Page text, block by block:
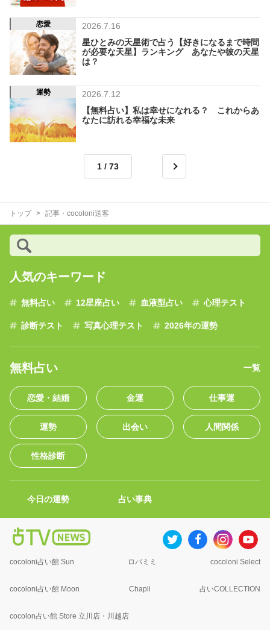
恋愛
2026.7.16
星ひとみの天星術で占う【好きになるまで時間
が必要な天星】ランキング あなたや彼の天星
は？
運勢
2026.7.12
【無料占い】私は幸せになれる？ これからあ
なたに訪れる幸福な未来
1
トップ 記事・cocoloni送客
人気のキーワード
無料占い 12星座占い 血液型占い 心理テスト
診断テスト 写真心理テスト 2026年の運勢
無料占い 一覧
恋愛・結婚 金運 仕事運
運勢 出会い 人間関係
性格診断
今日の運勢 占い事典
cocoloni占い館 Sun ロバミミ cocoloni Select
cocoloni占い館 Moon Chapli 占いCOLLECTION
cocolon占い館 Store 立川店・川越店